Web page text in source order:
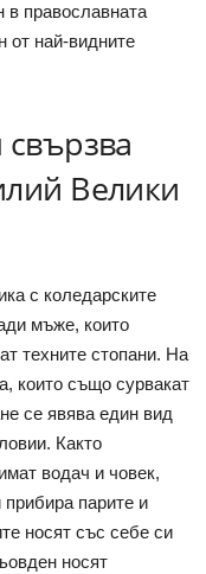
в православната
от най-видните
Велики
с коледарските
мъже, които
техните стопани. На
които също сурвакат
се явява един вид
Както
водач и човек,
прибира парите и
носят със себе си
носят